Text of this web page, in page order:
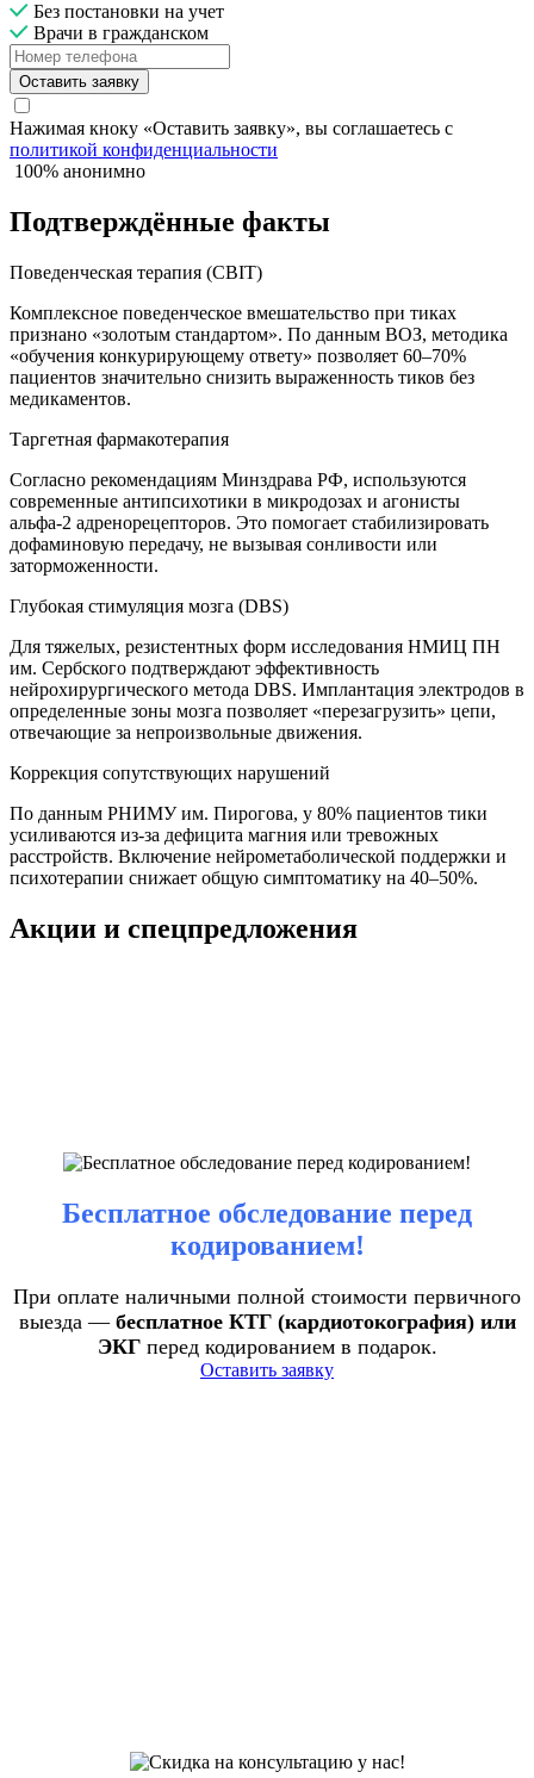
Без постановки на учет
Врачи в гражданском
Оставить заявку
Нажимая кноку «Оставить заявку», вы соглашаетесь с
политикой конфиденциальности
100% анонимно
Подтверждённые факты
Поведенческая терапия (CBIT)
Комплексное поведенческое вмешательство при тиках
признано «золотым стандартом». По данным ВОЗ, методика
«обучения конкурирующему ответу» позволяет 60–70%
пациентов значительно снизить выраженность тиков без
медикаментов.
Таргетная фармакотерапия
Согласно рекомендациям Минздрава РФ, используются
современные антипсихотики в микродозах и агонисты
альфа-2 адренорецепторов. Это помогает стабилизировать
дофаминовую передачу, не вызывая сонливости или
заторможенности.
Глубокая стимуляция мозга (DBS)
Для тяжелых, резистентных форм исследования НМИЦ ПН
им. Сербского подтверждают эффективность
нейрохирургического метода DBS. Имплантация электродов в
определенные зоны мозга позволяет «перезагрузить» цепи,
отвечающие за непроизвольные движения.
Коррекция сопутствующих нарушений
По данным РНИМУ им. Пирогова, у 80% пациентов тики
усиливаются из-за дефицита магния или тревожных
расстройств. Включение нейрометаболической поддержки и
психотерапии снижает общую симптоматику на 40–50%.
Акции и спецпредложения
Бесплатное обследование перед
кодированием!
При оплате наличными полной стоимости первичного
выезда — бесплатное КТГ (кардиотокография) или
ЭКГперед кодированием в подарок.
Оставить заявку